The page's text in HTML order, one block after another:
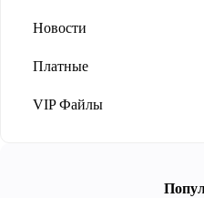
Новости
Платные
VIP Файлы